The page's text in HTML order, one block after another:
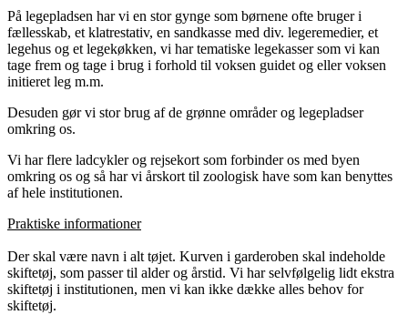
På legepladsen har vi en stor gynge som børnene ofte bruger i
fællesskab, et klatrestativ, en sandkasse med div. legeremedier, et
legehus og et legekøkken, vi har tematiske legekasser som vi kan
tage frem og tage i brug i forhold til voksen guidet og eller voksen
initieret leg m.m.
Desuden gør vi stor brug af de grønne områder og legepladser
omkring os.
Vi har flere ladcykler og rejsekort som forbinder os med byen
omkring os og så har vi årskort til zoologisk have som kan benyttes
af hele institutionen.
Praktiske informationer
Der skal være navn i alt tøjet. Kurven i garderoben skal indeholde
skiftetøj, som passer til alder og årstid. Vi har selvfølgelig lidt ekstra
skiftetøj i institutionen, men vi kan ikke dække alles behov for
skiftetøj.